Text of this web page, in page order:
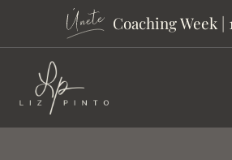
Coaching Week |